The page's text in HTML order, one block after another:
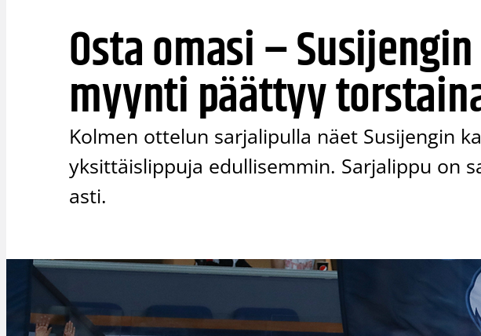
Osta omasi –
myynti päättyy
Kolmen ottelun sarjalipulla näet Susijengin
yksittäislippuja edullisemmin. Sarjalippu on
asti.